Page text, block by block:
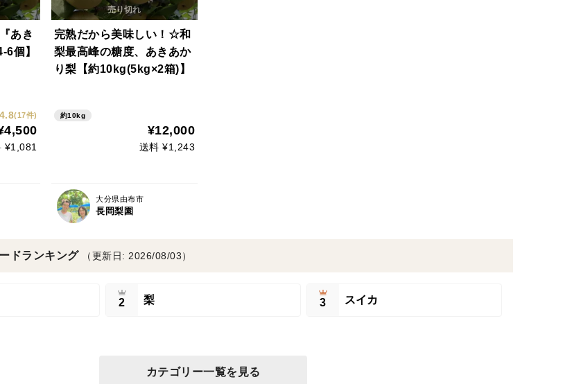
あき
個】
4.8(17件)
¥1,081
完熟だから美味しい！☆和
梨最高峰の糖度、あきあか
り梨【約10kg(5kg×2箱)】
約10kg
¥12,000
送料 ¥1,243
大分県由布市
長岡梨園
ドランキング （更新日: 2026/08/03）
2 梨 3 スイカ
カテゴリー一覧を見る